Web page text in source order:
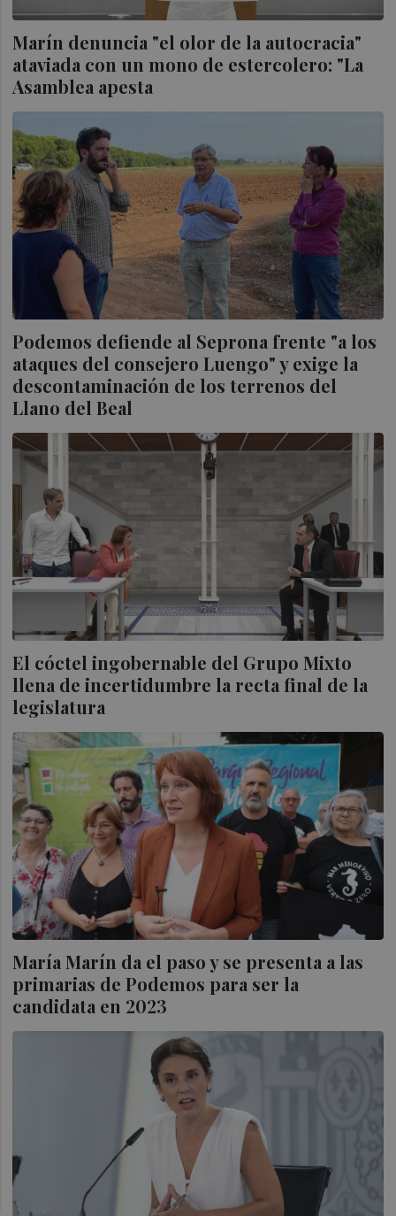
Marín denuncia "el olor de la autocracia"
ataviada con un mono de estercolero: "La
Asamblea apesta
Podemos defiende al Seprona frente "a los
ataques del consejero Luengo" y exige la
descontaminación de los terrenos del
Llano del Beal
El cóctel ingobernable del Grupo Mixto
llena de incertidumbre la recta final de la
legislatura
María Marín da el paso y se presenta a las
primarias de Podemos para ser la
candidata en 2023